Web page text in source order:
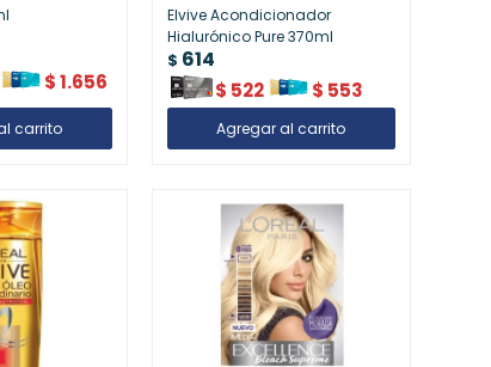
$1.656
Elvive Acondicionador
Hialurónico Pure 370ml
$ 614
$ 522 $ 553